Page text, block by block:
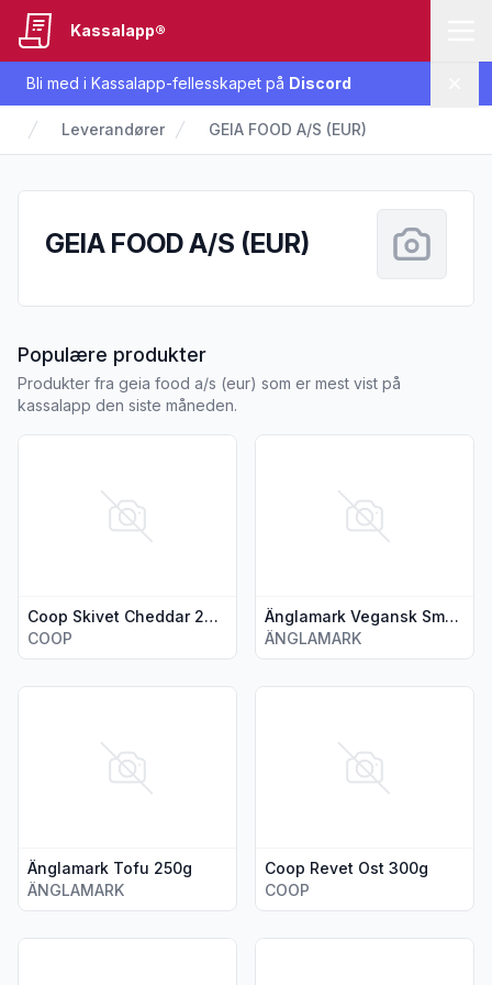
Bli med i Kassalapp-fellesskapet på Discord
Kassalapp®
Leverandører GEIA FOOD A/S (EUR)
GEIA FOOD A/S (EUR)
Populære produkterfra GEIA FOOD A/S (EUR)
Produkter fra geia food a/s (eur) som er mest vist på
kassalapp den siste måneden.
Coop Skivet Cheddar 200g
COOP
Änglamark Vegansk Smørbar 225g
ÄNGLAMARK
Änglamark Tofu 250g
ÄNGLAMARK
Vis flere detaljer for produktet "Änglamark Tofu 250g"
Coop Revet Ost 300g
COOP
Vis flere detaljer for
Vis flere detaljer for produktet "Coop Parmigiano Stick
Vis flere detaljer for